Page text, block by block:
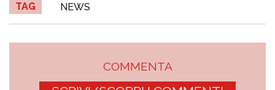
TAG NEWS
COMMENTA